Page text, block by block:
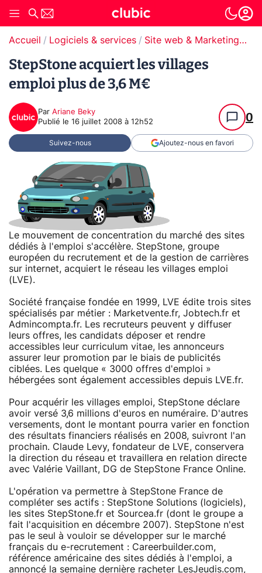
Accueil Logiciels & services Site web & Marketing Digital
StepStone acquiert les villages
emploi plus de 3,6 M€
Par Ariane Beky
Publié le 16 juillet 2008 à 12h52 0
Suivez-nous Ajoutez-nous en favori
Le mouvement de concentration du marché des sites
dédiés à l'emploi s'accélère. StepStone, groupe
européen du recrutement et de la gestion de carrières
sur internet, acquiert le réseau les villages emploi
(LVE).
Société française fondée en 1999, LVE édite trois sites
spécialisés par métier : Marketvente.fr, Jobtech.fr et
Admincompta.fr. Les recruteurs peuvent y diffuser
leurs offres, les candidats déposer et rendre
accessibles leur curriculum vitae, les annonceurs
assurer leur promotion par le biais de publicités
ciblées. Les quelque « 3000 offres d'emploi »
hébergées sont également accessibles depuis LVE.fr.
Pour acquérir les villages emploi, StepStone déclare
avoir versé 3,6 millions d'euros en numéraire. D'autres
versements, dont le montant pourra varier en fonction
des résultats financiers réalisés en 2008, suivront l'an
prochain. Claude Levy, fondateur de LVE, conservera
la direction du réseau et travaillera en relation directe
avec Valérie Vaillant, DG de StepStone France Online.
L'opération va permettre à StepStone France de
compléter ses actifs : StepStone Solutions (logiciels),
les sites StepStone.fr et Sourcea.fr (dont le groupe a
fait l'acquisition en décembre 2007). StepStone n'est
pas le seul à vouloir se développer sur le marché
français du e-recrutement : Careerbuilder.com,
référence américaine des sites dédiés à l'emploi, a
annoncé la semaine dernière racheter LesJeudis.com,